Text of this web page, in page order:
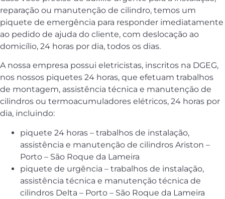
reparação ou manutenção de cilindro, temos um
piquete de emergência para responder imediatamente
ao pedido de ajuda do cliente, com deslocação ao
domicílio, 24 horas por dia, todos os dias.
A nossa empresa possui eletricistas, inscritos na DGEG,
nos nossos piquetes 24 horas, que efetuam trabalhos
de montagem, assistência técnica e manutenção de
cilindros ou termoacumuladores elétricos, 24 horas por
dia, incluindo:
piquete 24 horas – trabalhos de instalação,
assistência e manutenção de cilindros Ariston –
Porto – São Roque da Lameira
piquete de urgência – trabalhos de instalação,
assistência técnica e manutenção técnica de
cilindros Delta – Porto – São Roque da Lameira